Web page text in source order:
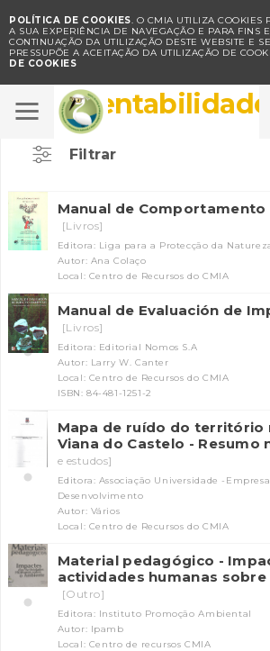
POLÍTICA DE COOKIES. O CMIA UTILIZA COOKIES
A SUA EXPERIÊNCIA DE NAVEGAÇÃO E PARA FINS
CONTINUAÇÃO DA UTILIZAÇÃO DESTE WEBSITE E
PRESSUPÕE A ACEITAÇÃO DA UTILIZAÇÃO DE
DE COOKIES
Sustentabilidade
Filtrar
Manual de Comportamento
[Livros]
Editora: Liga para a Protecção da
Autor: Ana Colaço
Local: Centro de Recursos do CMIA
Manual de Evaluación de
[Livros]
Editora: Editorial Nomos S.A
Autor: Larry W. Canter
Local: Centro de Recursos do CMIA
ISBN: 84-481-1251-2
Mapa de ruído do território
Viana do Castelo - Resumo
e estudos]
Editora: Associação Universidade -
Desenvolvimento
Autor: Vários
Local: Centro de Recursos do CMIA
Material pedagógico -
actividades humanas
[Outro]
Editora: Instituto Promoção Ambiental
Autor: Ipamb
Local: Centro de recursos CMIA